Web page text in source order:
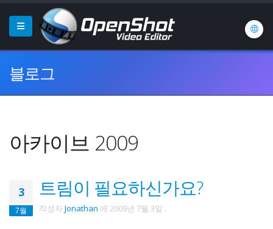
블로그
아카이브 2009
3
7월
트림이 필요하신가요?
작성자Jonathan 에 2009년 7월 3일 .